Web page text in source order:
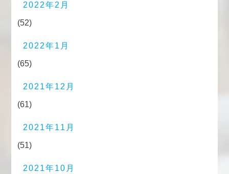
2022年2月
(52)
2022年1月
(65)
2021年12月
(61)
2021年11月
(51)
2021年10月